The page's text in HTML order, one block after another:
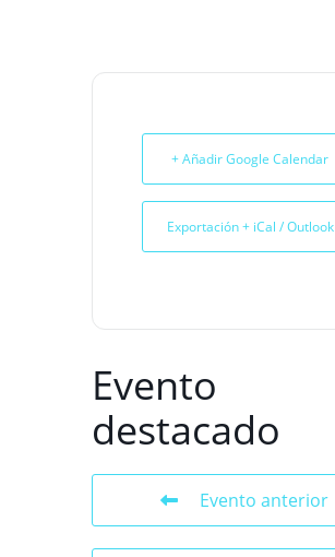
+ Añadir Google Calendar
Exportación + iCal / Outlook
Evento
destacado
Evento anterior